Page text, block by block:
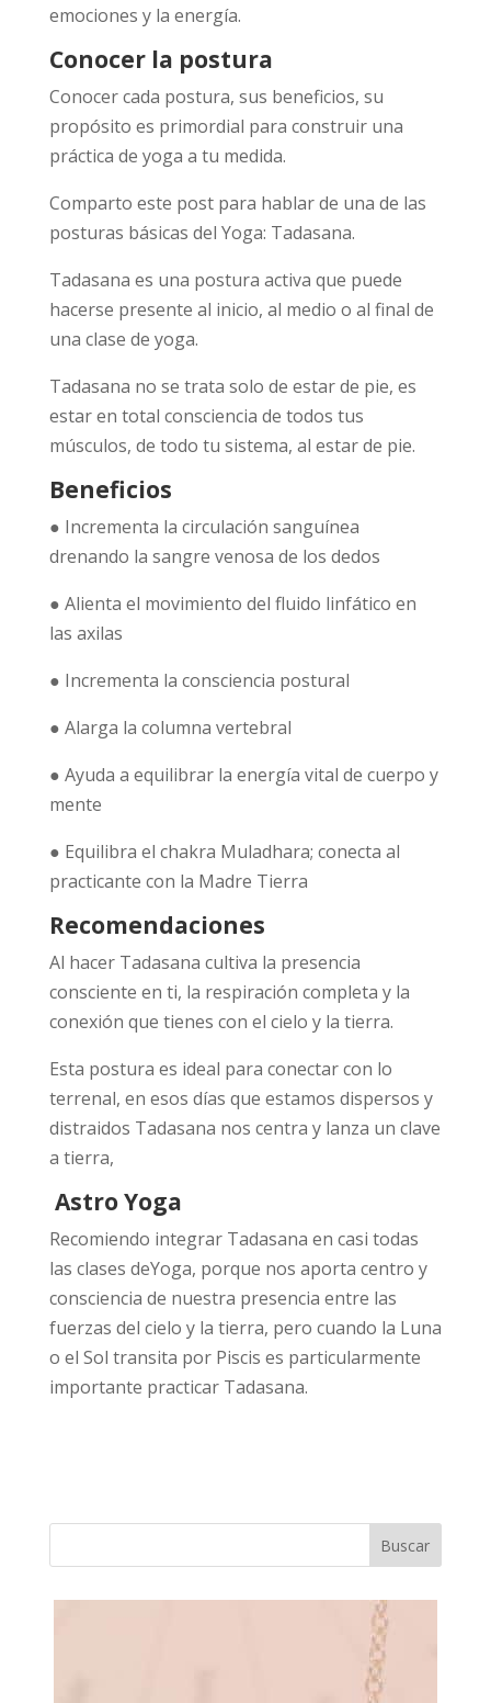
emociones y la energía.
Conocer la postura
Conocer cada postura, sus beneficios, su
propósito es primordial para construir una
práctica de yoga a tu medida.
Comparto este post para hablar de una de las
posturas básicas del Yoga: Tadasana.
Tadasana es una postura activa que puede
hacerse presente al inicio, al medio o al final de
una clase de yoga.
Tadasana no se trata solo de estar de pie, es
estar en total consciencia de todos tus
músculos, de todo tu sistema, al estar de pie.
Beneficios
● Incrementa la circulación sanguínea
drenando la sangre venosa de los dedos
● Alienta el movimiento del fluido linfático en
las axilas
● Incrementa la consciencia postural
● Alarga la columna vertebral
● Ayuda a equilibrar la energía vital de cuerpo y
mente
● Equilibra el chakra Muladhara; conecta al
practicante con la Madre Tierra
Recomendaciones
Al hacer Tadasana cultiva la presencia
consciente en ti, la respiración completa y la
conexión que tienes con el cielo y la tierra.
Esta postura es ideal para conectar con lo
terrenal, en esos días que estamos dispersos y
distraidos Tadasana nos centra y lanza un clave
a tierra,
Astro Yoga
Recomiendo integrar Tadasana en casi todas
las clases deYoga, porque nos aporta centro y
consciencia de nuestra presencia entre las
fuerzas del cielo y la tierra, pero cuando la Luna
o el Sol transita por Piscis es particularmente
importante practicar Tadasana.